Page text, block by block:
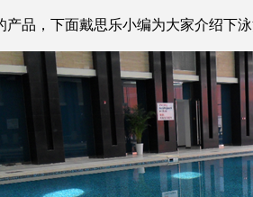
，下面戴思乐小编为大家介绍下泳